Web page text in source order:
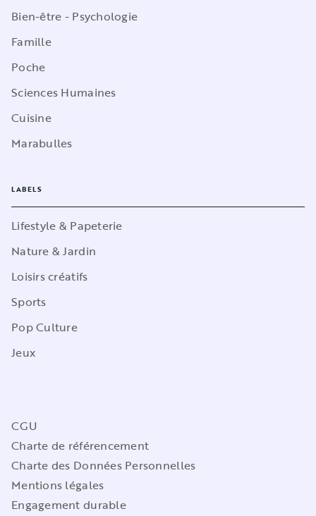
Bien-être - Psychologie
Famille
Poche
Sciences Humaines
Cuisine
Marabulles
LABELS
Lifestyle & Papeterie
Nature & Jardin
Loisirs créatifs
Sports
Pop Culture
Jeux
CGU
Charte de référencement
Charte des Données Personnelles
Mentions légales
Engagement durable